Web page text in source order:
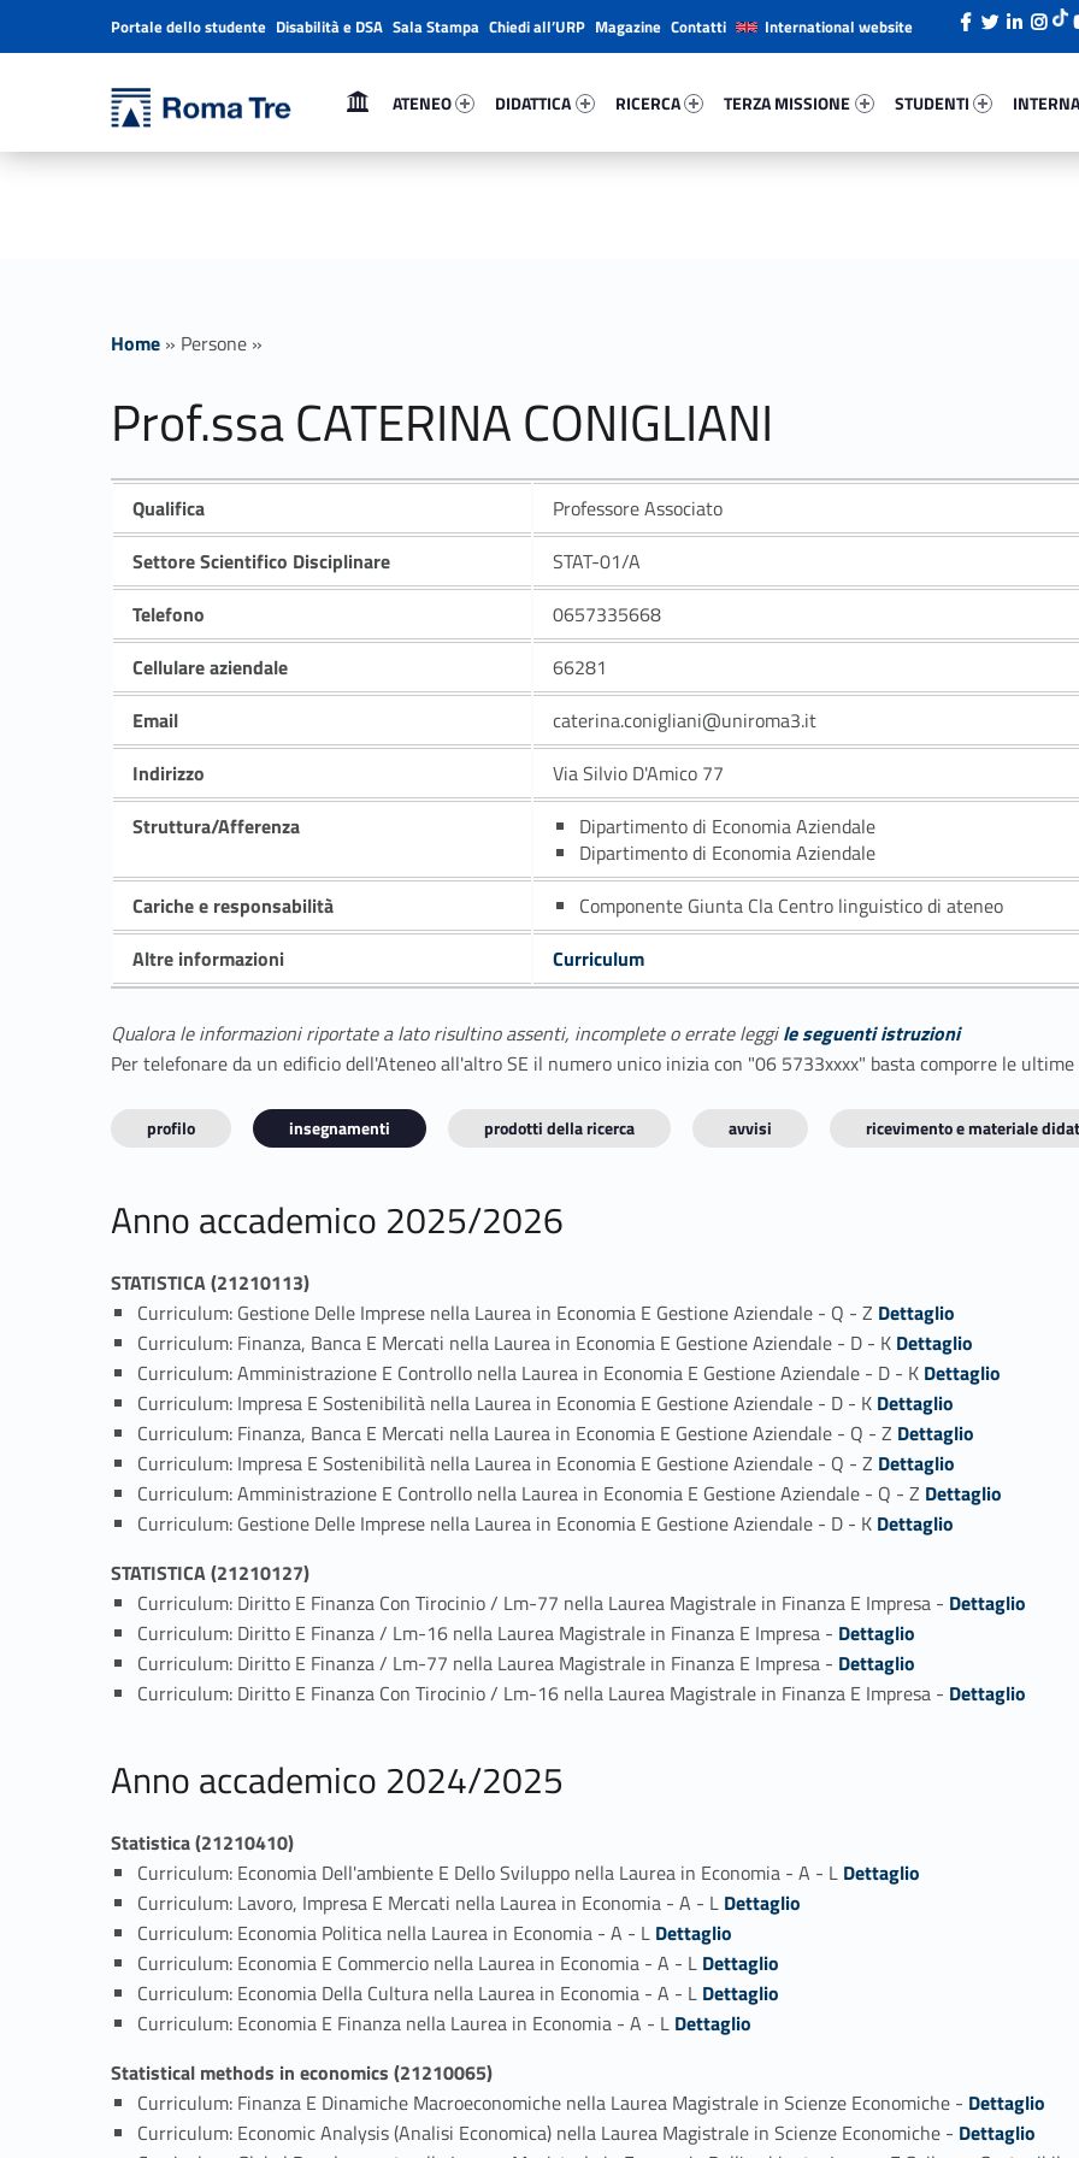
Prof.ssa CATERINA CONIGLIANI insegnamenti - Università Roma Tre
Primary Menu
ATENEO
DIDATTICA
RICERCA
TERZA MISSIONE
STUDENTI
Header info sidebar
Portale dello studente Disabilità e DSA Sala Stampa Chiedi all’URP Magazine Contatti International website
Home » Persone »
Prof.ssa CATERINA CONIGLIANI
Qualifica
Professore Associato
Settore Scientifico Disciplinare
STAT-01/A
Telefono
0657335668
Cellulare aziendale
66281
Email
caterina.conigliani@uniroma3.it
Indirizzo
Via Silvio D'Amico 77
Struttura/Afferenza
Dipartimento di Economia Aziendale
Dipartimento di Economia Aziendale
Cariche e responsabilità
Componente Giunta Cla Centro linguistico di ateneo
Altre informazioni
Curriculum
Qualora le informazioni riportate a lato risultino assenti, incomplete o errate leggile seguenti istruzioni
Per telefonare da un edificio dell'Ateneo all'altro SE il numero unico inizia con "06 5733xxxx" basta comporre le
profilo insegnamenti prodotti della ricerca avvisi ricevimento e materiale
Anno accademico 2025/2026
STATISTICA (21210113)
Curriculum: Gestione Delle Imprese nella Laurea in Economia E Gestione Aziendale - Q - Z Link identifier #identifier_person_193097-1
Dettaglio
Curriculum: Finanza, Banca E Mercati nella Laurea in Economia E Gestione Aziendale - D - K Link identifier #identifier_person_135613-2
Dettaglio
Curriculum: Amministrazione E Controllo nella Laurea in Economia E Gestione Aziendale - D - K Link identifier #identifier_person_55899-3
Dettaglio
Curriculum: Impresa E Sostenibilità nella Laurea in Economia E Gestione Aziendale - D - K Link identifier #identifier_person_48622-4
Dettaglio
Curriculum: Finanza, Banca E Mercati nella Laurea in Economia E Gestione Aziendale - Q - Z Link identifier #identifier_person_173710-5
Dettaglio
Curriculum: Impresa E Sostenibilità nella Laurea in Economia E Gestione Aziendale - Q - Z Link identifier #identifier_person_151170-6
Dettaglio
Curriculum: Amministrazione E Controllo nella Laurea in Economia E Gestione Aziendale - Q - Z Link identifier #identifier_person_880-7
Dettaglio
Curriculum: Gestione Delle Imprese nella Laurea in Economia E Gestione Aziendale - D - K Link identifier #identifier_person_56241-8
Dettaglio
STATISTICA (21210127)
Curriculum: Diritto E Finanza Con Tirocinio / Lm-77 nella Laurea Magistrale in Finanza E Impresa - Link identifier #identifier_person_181495-1
Dettaglio
Curriculum: Diritto E Finanza / Lm-16 nella Laurea Magistrale in Finanza E Impresa - Link identifier #identifier_person_37755-2
Dettaglio
Curriculum: Diritto E Finanza / Lm-77 nella Laurea Magistrale in Finanza E Impresa - Link identifier #identifier_person_167654-3
Dettaglio
Curriculum: Diritto E Finanza Con Tirocinio / Lm-16 nella Laurea Magistrale in Finanza E Impresa - Link identifier #identifier_person_153560-4
Dettaglio
Anno accademico 2024/2025
Statistica (21210410)
Curriculum: Economia Dell'ambiente E Dello Sviluppo nella Laurea in Economia - A - L Link identifier #identifier_person_57766-1
Dettaglio
Curriculum: Lavoro, Impresa E Mercati nella Laurea in Economia - A - L Link identifier #identifier_person_184863-2
Dettaglio
Curriculum: Economia Politica nella Laurea in Economia - A - L Link identifier #identifier_person_176901-3
Dettaglio
Curriculum: Economia E Commercio nella Laurea in Economia - A - LLink identifier #identifier_person_60256-4
Dettaglio
Curriculum: Economia Della Cultura nella Laurea in Economia - A - L Link identifier #identifier_person_5989-5
Dettaglio
Curriculum: Economia E Finanza nella Laurea in Economia - A - L Link identifier #identifier_person_79186-6
Dettaglio
Statistical methods in economics (21210065)
Curriculum: Finanza E Dinamiche Macroeconomiche nella Laurea Magistrale in Scienze Economiche - Link identifier #identifier_person_168157-1
Dettaglio
Curriculum: Economic Analysis (Analisi Economica) nella Laurea Magistrale in Scienze Economiche - Link identifier #identifier_person_184478-2
Dettaglio